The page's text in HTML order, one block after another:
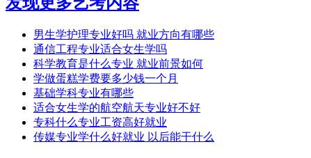
男生学护理专业好吗 就业方向有哪些
通信工程专业适合女生学吗
科学教育是什么专业 就业前景如何
学做蛋糕学费要多少钱一个月
基础学科专业有哪些
适合女生学的航空航天专业好不好
专科什么专业工资高好就业
传媒专业学什么好就业 以后能干什么